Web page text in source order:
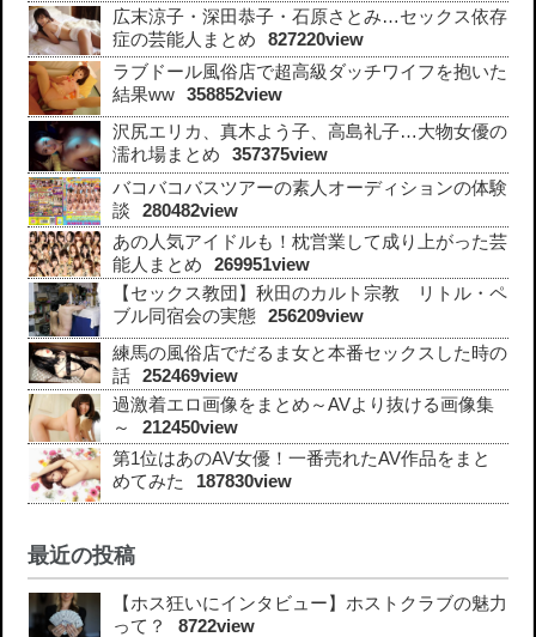
広末涼子・深田恭子・石原さとみ…セックス依存
症の芸能人まとめ
827220view
ラブドール風俗店で超高級ダッチワイフを抱いた
結果ww
358852view
沢尻エリカ、真木よう子、高島礼子…大物女優の
濡れ場まとめ
357375view
バコバコバスツアーの素人オーディションの体験
談
280482view
あの人気アイドルも！枕営業して成り上がった芸
能人まとめ
269951view
【セックス教団】秋田のカルト宗教 リトル・ペ
ブル同宿会の実態
256209view
練馬の風俗店でだるま女と本番セックスした時の
話
252469view
過激着エロ画像をまとめ～AVより抜ける画像集
～
212450view
第1位はあのAV女優！一番売れたAV作品をまと
めてみた
187830view
最近の投稿
【ホス狂いにインタビュー】ホストクラブの魅力
って？
8722view